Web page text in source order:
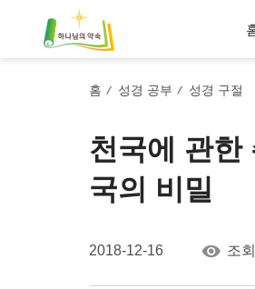
홈 / 성경 공부 / 성경 구절
천국에 관
국의 비밀
2018-12-16 조